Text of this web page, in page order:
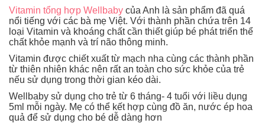
Vitamin tổng hợp Wellbaby của Anh là sản phẩm đã quá
nổi tiếng với các bà mẹ Việt. Với thành phần chứa trên 14
loại Vitamin và khoáng chất cần thiết giúp bé phát triển thể
chất khỏe mạnh và trí não thông minh.
Vitamin được chiết xuất từ mạch nha cùng các thành phần
từ thiên nhiên khác nên rất an toàn cho sức khỏe của trẻ
nếu sử dụng trong thời gian kéo dài.
Wellbaby sử dụng cho trẻ từ 6 tháng- 4 tuổi với liều dụng
5ml mỗi ngày. Mẹ có thể kết hợp cùng đồ ăn, nước ép hoa
quả để sử dụng cho bé dễ dàng hơn